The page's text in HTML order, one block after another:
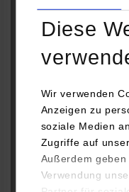
Diese
Wir verwenden
Anzeigen zu
soziale Medien
Zugriffe auf
Außerdem
Verwendung
Name
Region:*